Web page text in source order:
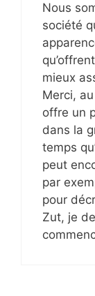
Nous
société
mieux
Merci,
offre un
dans la
temps
peut
par
pour
Zut, je